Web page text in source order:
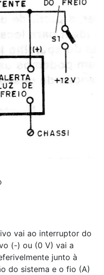
vai ao interruptor do
(-) ou (0 V) vai a
junto à
do sistema e o fio (A)